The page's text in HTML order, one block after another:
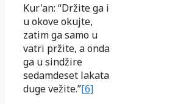
Kur'an: “Držite ga i
u okove okujte,
zatim ga samo u
vatri pržite, a onda
ga u sindžire
sedamdeset lakata
duge vežite.”[6]